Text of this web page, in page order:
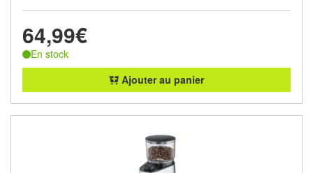
64,99€
En stock
Ajouter au panier